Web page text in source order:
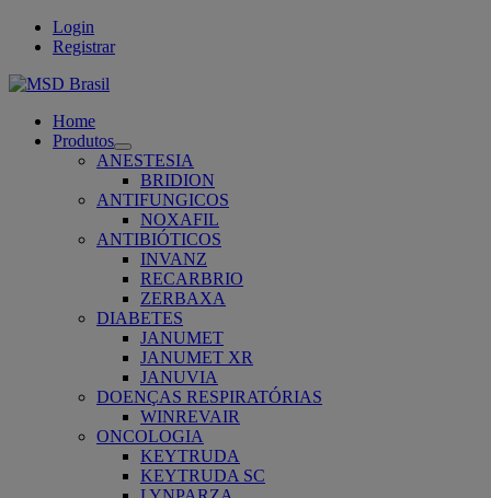
Login
Registrar
Home
Produtos
Open
submenu
ANESTESIA
BRIDION
ANTIFUNGICOS
NOXAFIL
ANTIBIÓTICOS
INVANZ
RECARBRIO
ZERBAXA
DIABETES
JANUMET
JANUMET XR
JANUVIA
DOENÇAS RESPIRATÓRIAS
WINREVAIR
ONCOLOGIA
KEYTRUDA
KEYTRUDA SC